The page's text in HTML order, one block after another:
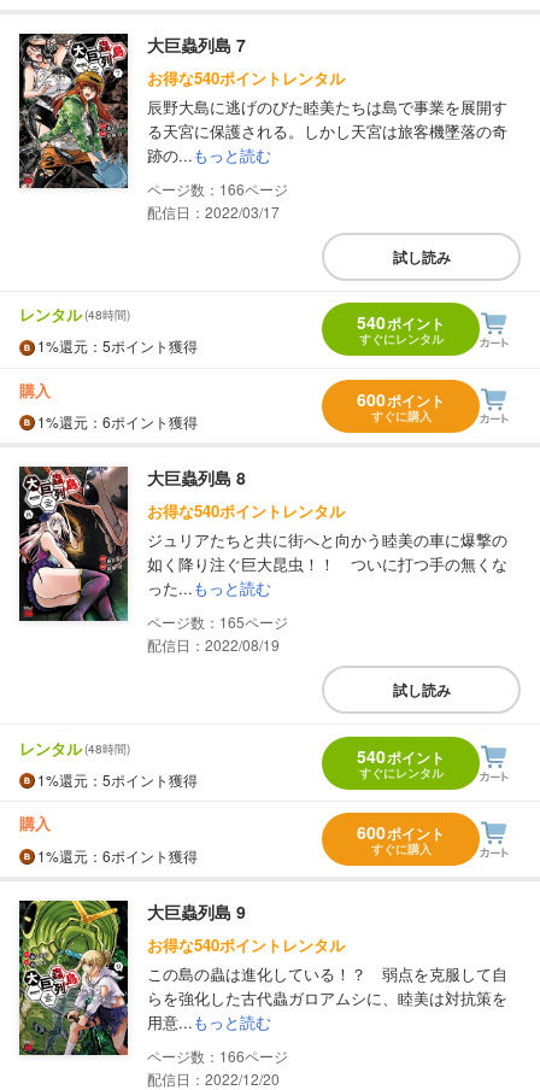
大巨蟲列島 7
お得な540ポイントレンタル
辰野大島に逃げのびた睦美たちは島で事業を展開す
る天宮に保護される。しかし天宮は旅客機墜落の奇
跡の...もっと読む
166
配信日：2022/03/17
試し読み
レンタル(48時間)
1%還元 ：5ポイント獲得
540ポイント
すぐにレンタル
購入
1%還元 ：6ポイント獲得
600ポイント
すぐに購入
大巨蟲列島 8
お得な540ポイントレンタル
ジュリアたちと共に街へと向かう睦美の車に爆撃の
如く降り注ぐ巨大昆虫！！ ついに打つ手の無くな
った...もっと読む
165
配信日：2022/08/19
試し読み
レンタル(48時間)
1%還元 ：5ポイント獲得
540ポイント
すぐにレンタル
購入
1%還元 ：6ポイント獲得
600ポイント
すぐに購入
大巨蟲列島 9
お得な540ポイントレンタル
この島の蟲は進化している！？ 弱点を克服して自
らを強化した古代蟲ガロアムシに、睦美は対抗策を
用意...もっと読む
166
配信日：2022/12/20